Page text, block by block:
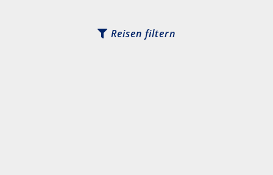
Reisen filtern